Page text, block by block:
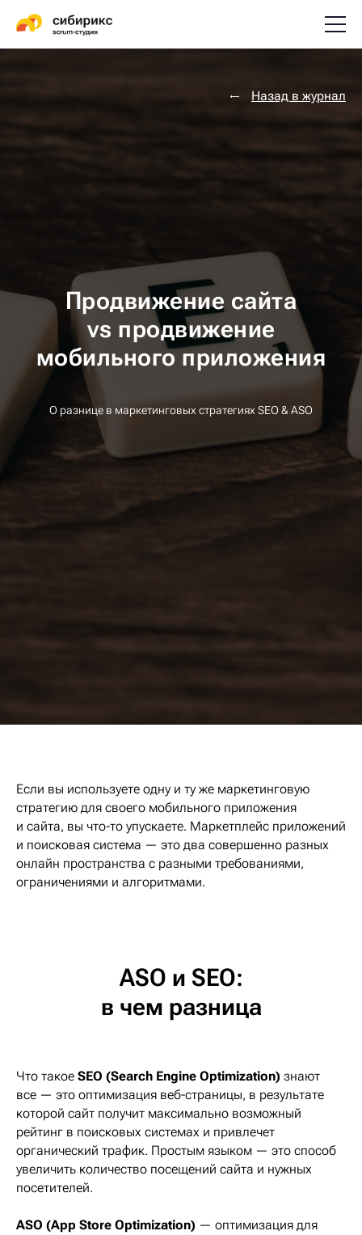
Назад в журнал
Продвижение сайта
vs продвижение
мобильного приложения
О разнице в маркетинговых стратегиях SEO & ASO
Если вы используете одну и ту же маркетинговую
стратегию для своего мобильного приложения
и сайта, вы что-то упускаете. Маркетплейс приложений
и поисковая система — это два совершенно разных
онлайн пространства с разными требованиями,
ограничениями и алгоритмами.
ASO и SEO:
в чем разница
Что такое SEO (Search Engine Optimization) знают
все — это оптимизация веб-страницы, в результате
которой сайт получит максимально возможный
рейтинг в поисковых системах и привлечет
органический трафик. Простым языком — это способ
увеличить количество посещений сайта и нужных
посетителей.
ASO (App Store Optimization) — оптимизация для